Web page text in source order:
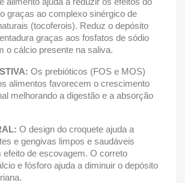
graças ao complexo sinérgico de
(tocoferois). Reduz o depósito
graças aos fosfatos de sódio
o cálcio presente na saliva.
Os prebióticos (FOS e MOS)
alimentos favorecem o crescimento
melhorando a digestão e a absorção
O design do croquete ajuda a
e gengivas limpos e saudáveis
efeito de escovagem. O correto
e fósforo ajuda a diminuir o depósito